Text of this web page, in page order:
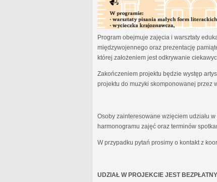
Program obejmuje zajęcia i warsztaty
międzywojennego oraz prezentację
której założeniem jest odkrywanie
Zakończeniem projektu będzie występ
projektu do muzyki skomponowanej przez
Osoby zainteresowane wzięciem udziału
harmonogramu zajęć oraz terminów
W przypadku pytań prosimy o kontakt z
UDZIAŁ W PROJEKCIE JEST BEZPŁATNY